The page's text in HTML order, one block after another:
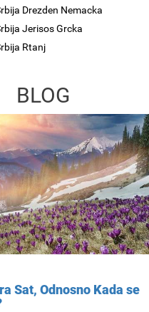
Drezden Nemacka
Jerisos Grcka
Rtanj
BLOG
Sat, Odnosno Kada se